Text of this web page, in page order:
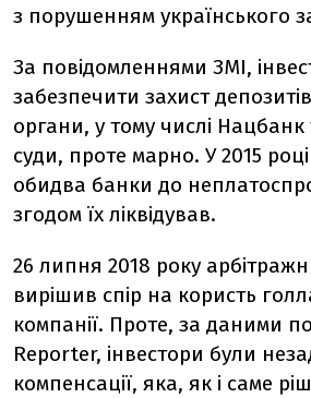
з порушенням українського
За повідомленнями ЗМІ,
забезпечити захист
органи, у тому числі Нацбанк
суди, проте марно. У 2015 році
обидва банки до
згодом їх ліквідував.
26 липня 2018 року
вирішив спір на користь
компанії. Проте, за даними
Reporter, інвестори були
компенсації, яка, як і саме